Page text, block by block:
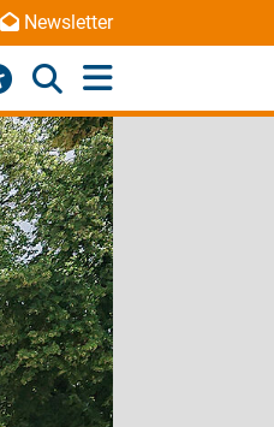
Newsletter